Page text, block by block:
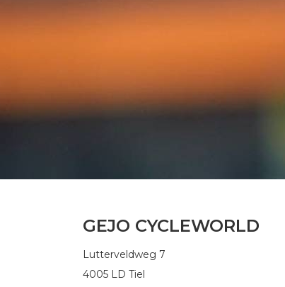
GEJO CYCLEWORLD
Lutterveldweg 7
4005 LD Tiel